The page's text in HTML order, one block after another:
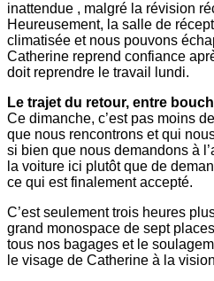
inattendue , malgré la révision
Heureusement, la salle de
climatisée et nous pouvons
Catherine reprend confiance
doit reprendre le travail lundi.
Le trajet du retour, entre
Ce dimanche, c’est pas moins
que nous rencontrons et qui
si bien que nous demandons à
la voiture ici plutôt que de
ce qui est finalement accepté.
C’est seulement trois heures
grand monospace de sept
tous nos bagages et le
le visage de Catherine à la